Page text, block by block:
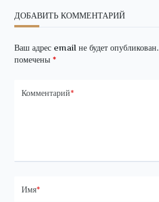
ДОБАВИТЬ КОММЕНТАРИЙ
Ваш адрес email не будет опубликован.
помечены *
Комментарий*
Имя*